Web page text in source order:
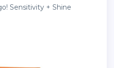
Sensitivity + Shine